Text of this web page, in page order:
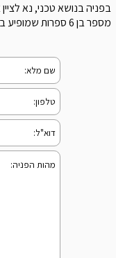
בפניה בנושא טכני, נא
מספר בן 6 ספרות שמופיע בממשק הניהול בחלקו העליון.